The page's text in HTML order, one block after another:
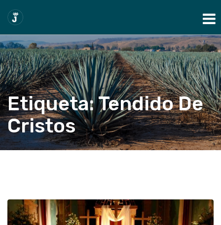
Etiqueta:Tendido De
Cristos
Home Blog tendido de cristos